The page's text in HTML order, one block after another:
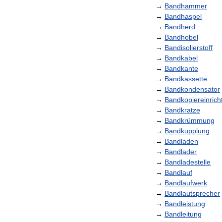
→ Bandhammer
→ Bandhaspel
→ Bandherd
→ Bandhobel
→ Bandisolierstoff
→ Bandkabel
→ Bandkante
→ Bandkassette
→ Bandkondensator
→
→ Bandkratze
→ Bandkrümmung
→ Bandkupplung
→ Bandladen
→ Bandlader
→ Bandladestelle
→ Bandlauf
→ Bandlaufwerk
→ Bandlautsprecher
→ Bandleistung
→ Bandleitung